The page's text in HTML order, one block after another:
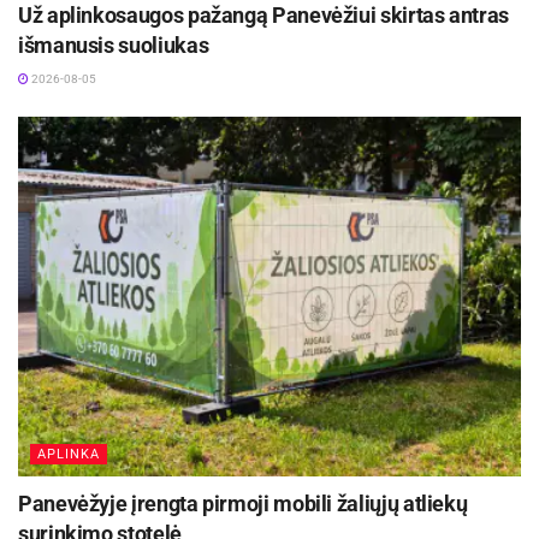
Rugsėjo 11–13 dienomis Panevėžys švęs 523-
iąjį gimtadienį
Vyksta papildomas priėmimas į Panevėžio
kolegiją – dar galima pretenduoti į valstybės
finansuojamas studijų vietas
2026-08-06
Už aplinkosaugos pažangą Panevėžiui skirtas antras
išmanusis suoliukas
2026-08-05
APLINKA
Panevėžyje įrengta pirmoji mobili žaliųjų atliekų
surinkimo stotelė